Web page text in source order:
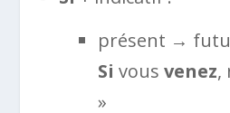
présent →
Si vousvenez,
»